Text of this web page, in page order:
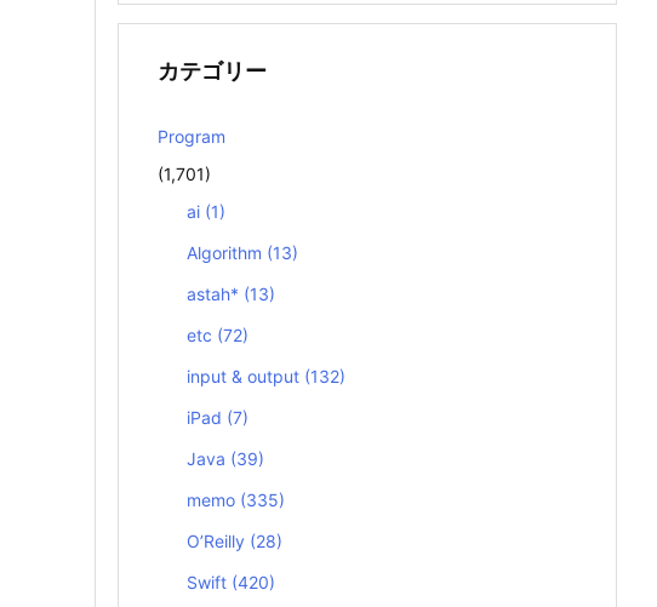
カテゴリー
Program
(1,701)
ai (1)
Algorithm (13)
astah* (13)
etc (72)
input & output (132)
iPad (7)
Java (39)
memo (335)
O’Reilly (28)
Swift (420)